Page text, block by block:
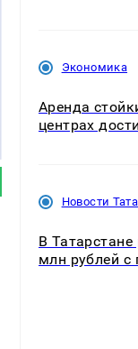
полицейскую
машину напали
Экономика
Аренда
центрах
Новости
В
млн рублей с